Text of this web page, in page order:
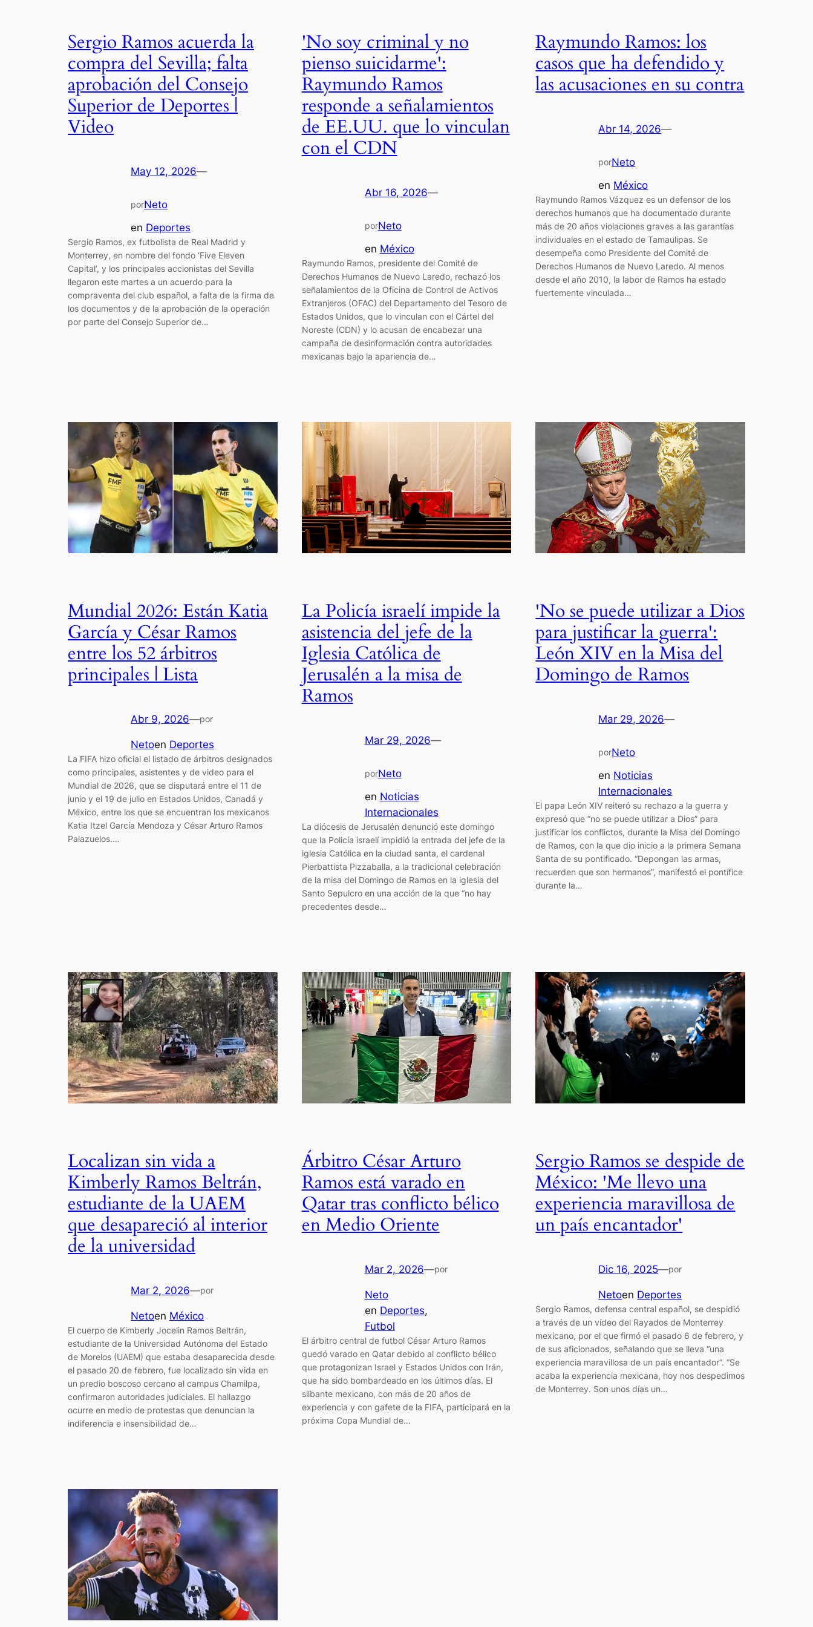
Sergio Ramos acuerda la
compra del Sevilla; falta
aprobación del Consejo
Superior de Deportes |
Video
May 12, 2026—
porNeto
en Deportes
Sergio Ramos, ex futbolista de Real Madrid y
Monterrey, en nombre del fondo ‘Five Eleven
Capital’, y los principales accionistas del Sevilla
llegaron este martes a un acuerdo para la
compraventa del club español, a falta de la firma de
los documentos y de la aprobación de la operación
por parte del Consejo Superior de…
'No soy criminal y no
pienso suicidarme':
Raymundo Ramos
responde a señalamientos
de EE.UU. que lo vinculan
con el CDN
Abr 16, 2026—
porNeto
en México
Raymundo Ramos, presidente del Comité de
Derechos Humanos de Nuevo Laredo, rechazó los
señalamientos de la Oficina de Control de Activos
Extranjeros (OFAC) del Departamento del Tesoro de
Estados Unidos, que lo vinculan con el Cártel del
Noreste (CDN) y lo acusan de encabezar una
campaña de desinformación contra autoridades
mexicanas bajo la apariencia de…
Raymundo Ramos: los
casos que ha defendido y
las acusaciones en su contra
Abr 14, 2026—
porNeto
en México
Raymundo Ramos Vázquez es un defensor de los
derechos humanos que ha documentado durante
más de 20 años violaciones graves a las garantías
individuales en el estado de Tamaulipas. Se
desempeña como Presidente del Comité de
Derechos Humanos de Nuevo Laredo. Al menos
desde el año 2010, la labor de Ramos ha estado
fuertemente vinculada…
Mundial 2026: Están Katia
García y César Ramos
entre los 52 árbitros
principales | Lista
Abr 9, 2026—por
Netoen Deportes
La FIFA hizo oficial el listado de árbitros designados
como principales, asistentes y de video para el
Mundial de 2026, que se disputará entre el 11 de
junio y el 19 de julio en Estados Unidos, Canadá y
México, entre los que se encuentran los mexicanos
Katia Itzel García Mendoza y César Arturo Ramos
Palazuelos.…
La Policía israelí impide la
asistencia del jefe de la
Iglesia Católica de
Jerusalén a la misa de
Ramos
Mar 29, 2026—
porNeto
en Noticias
Internacionales
La diócesis de Jerusalén denunció este domingo
que la Policía israelí impidió la entrada del jefe de la
iglesia Católica en la ciudad santa, el cardenal
Pierbattista Pizzaballa, a la tradicional celebración
de la misa del Domingo de Ramos en la iglesia del
Santo Sepulcro en una acción de la que “no hay
precedentes desde…
'No se puede utilizar a Dios
para justificar la guerra':
León XIV en la Misa del
Domingo de Ramos
Mar 29, 2026—
porNeto
en Noticias
Internacionales
El papa León XIV reiteró su rechazo a la guerra y
expresó que “no se puede utilizar a Dios” para
justificar los conflictos, durante la Misa del Domingo
de Ramos, con la que dio inicio a la primera Semana
Santa de su pontificado. “Depongan las armas,
recuerden que son hermanos”, manifestó el pontífice
durante la…
Localizan sin vida a
Kimberly Ramos Beltrán,
estudiante de la UAEM
que desapareció al interior
de la universidad
Mar 2, 2026—por
Netoen México
El cuerpo de Kimberly Jocelin Ramos Beltrán,
estudiante de la Universidad Autónoma del Estado
de Morelos (UAEM) que estaba desaparecida desde
el pasado 20 de febrero, fue localizado sin vida en
un predio boscoso cercano al campus Chamilpa,
confirmaron autoridades judiciales. El hallazgo
ocurre en medio de protestas que denuncian la
indiferencia e insensibilidad de…
Árbitro César Arturo
Ramos está varado en
Qatar tras conflicto bélico
en Medio Oriente
Mar 2, 2026—por
Neto
en Deportes
Futbol
El árbitro central de futbol César Arturo Ramos
quedó varado en Qatar debido al conflicto bélico
que protagonizan Israel y Estados Unidos con Irán,
que ha sido bombardeado en los últimos días. El
silbante mexicano, con más de 20 años de
experiencia y con gafete de la FIFA, participará en la
próxima Copa Mundial de…
Sergio Ramos se despide de
México: 'Me llevo una
experiencia maravillosa de
un país encantador'
Dic 16, 2025—por
Netoen Deportes
Sergio Ramos, defensa central español, se despidió
a través de un vídeo del Rayados de Monterrey
mexicano, por el que firmó el pasado 6 de febrero, y
de sus aficionados, señalando que se lleva “una
experiencia maravillosa de un país encantador“. “Se
acaba la experiencia mexicana, hoy nos despedimos
de Monterrey. Son unos días un…